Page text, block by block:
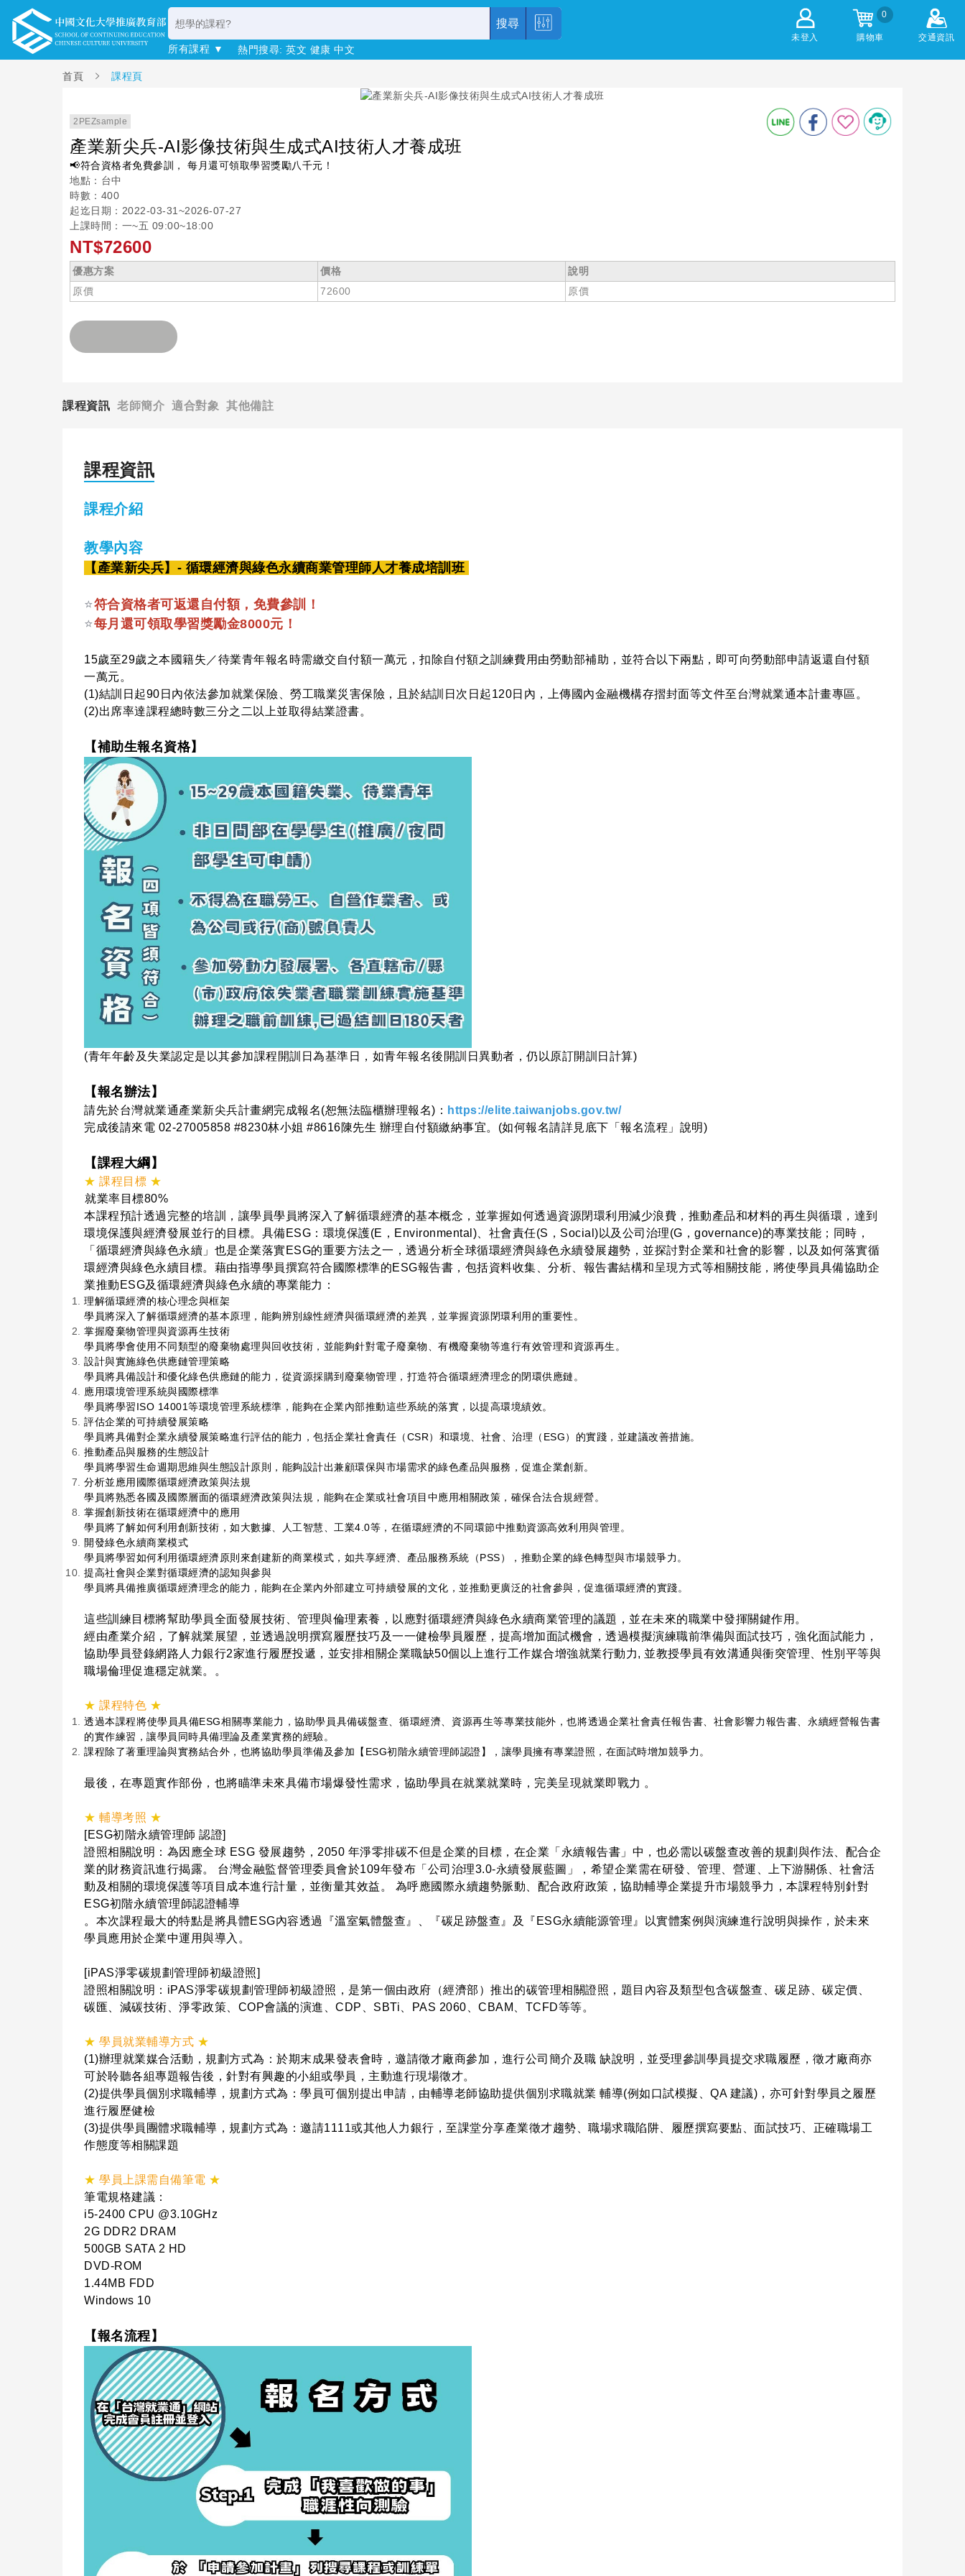
未登入
0
購物車 交通資訊
搜尋
所有課程 ▼ 熱門搜尋: 英文 健康 中文
首頁 課程頁
2PEZsample
產業新尖兵-AI影像技術與生成式AI技術人才養成班
📢符合資格者免費參訓， 每月還可領取學習獎勵八千元！
地點：台中
時數：400
起迄日期：2022-03-31~2026-07-27
上課時間：一~五 09:00~18:00
NT$72600
優惠方案 價格
說明
原價
72600 原價
課程資訊 老師簡介 適合對象 其他備註
課程資訊
課程介紹
教學內容
【產業新尖兵】- 循環經濟與綠色永續商業管理師人才養成培訓班
⭐符合資格者可返還自付額，免費參訓！
⭐每月還可領取學習獎勵金8000元！
15歲至29歲之本國籍失／待業青年報名時需繳交自付額一萬元，扣除自付額之訓練費用由勞動部補助，並符合以下兩點，即可向勞動部申請返還自付額
一萬元。
(1)結訓日起90日內依法參加就業保險、勞工職業災害保險，且於結訓日次日起120日內，上傳國內金融機構存摺封面等文件至台灣就業通本計畫專區。
(2)出席率達課程總時數三分之二以上並取得結業證書。
【補助生報名資格】
(青年年齡及失業認定是以其參加課程開訓日為基準日，如青年報名後開訓日異動者，仍以原訂開訓日計算)
【報名辦法】
請先於台灣就業通產業新尖兵計畫網完成報名(恕無法臨櫃辦理報名)： https://elite.taiwanjobs.gov.tw/
完成後請來電 02-27005858 #8230林小姐 #8616陳先生 辦理自付額繳納事宜。(如何報名請詳見底下「報名流程」說明)
【課程大綱】
★ 課程目標 ★
就業率目標80%
本課程預計透過完整的培訓，讓學員學員將深入了解循環經濟的基本概念，並掌握如何透過資源閉環利用減少浪費，推動產品和材料的再生與循環，達到
環境保護與經濟發展並行的目標。具備ESG：環境保護(E，Environmental)、社會責任(S，Social)以及公司治理(G，governance)的專業技能；同時，
「循環經濟與綠色永續」也是企業落實ESG的重要方法之一，透過分析全球循環經濟與綠色永續發展趨勢，並探討對企業和社會的影響，以及如何落實循
環經濟與綠色永續目標。藉由指導學員撰寫符合國際標準的ESG報告書，包括資料收集、分析、報告書結構和呈現方式等相關技能，將使學員具備協助企
業推動ESG及循環經濟與綠色永續的專業能力：
理解循環經濟的核心理念與框架
學員將深入了解循環經濟的基本原理，能夠辨別線性經濟與循環經濟的差異，並掌握資源閉環利用的重要性。
掌握廢棄物管理與資源再生技術
學員將學會使用不同類型的廢棄物處理與回收技術，並能夠針對電子廢棄物、有機廢棄物等進行有效管理和資源再生。
設計與實施綠色供應鏈管理策略
學員將具備設計和優化綠色供應鏈的能力，從資源採購到廢棄物管理，打造符合循環經濟理念的閉環供應鏈。
應用環境管理系統與國際標準
學員將學習ISO 14001等環境管理系統標準，能夠在企業內部推動這些系統的落實，以提高環境績效。
評估企業的可持續發展策略
學員將具備對企業永續發展策略進行評估的能力，包括企業社會責任（CSR）和環境、社會、治理（ESG）的實踐，並建議改善措施。
推動產品與服務的生態設計
學員將學習生命週期思維與生態設計原則，能夠設計出兼顧環保與市場需求的綠色產品與服務，促進企業創新。
分析並應用國際循環經濟政策與法規
學員將熟悉各國及國際層面的循環經濟政策與法規，能夠在企業或社會項目中應用相關政策，確保合法合規經營。
掌握創新技術在循環經濟中的應用
學員將了解如何利用創新技術，如大數據、人工智慧、工業4.0等，在循環經濟的不同環節中推動資源高效利用與管理。
開發綠色永續商業模式
學員將學習如何利用循環經濟原則來創建新的商業模式，如共享經濟、產品服務系統（PSS），推動企業的綠色轉型與市場競爭力。
提高社會與企業對循環經濟的認知與參與
學員將具備推廣循環經濟理念的能力，能夠在企業內外部建立可持續發展的文化，並推動更廣泛的社會參與，促進循環經濟的實踐。
這些訓練目標將幫助學員全面發展技術、管理與倫理素養，以應對循環經濟與綠色永續商業管理的議題，並在未來的職業中發揮關鍵作用。
經由產業介紹，了解就業展望，並透過說明撰寫履歷技巧及一一健檢學員履歷，提高增加面試機會，透過模擬演練職前準備與面試技巧，強化面試能力，
協助學員登錄網路人力銀行2家進行履歷投遞，並安排相關企業職缺50個以上進行工作媒合增強就業行動力, 並教授學員有效溝通與衝突管理、性別平等與
職場倫理促進穩定就業。。
★ 課程特色 ★
透過本課程將使學員具備ESG相關專業能力，協助學員具備碳盤查、循環經濟、資源再生等專業技能外，也將透過企業社會責任報告書、社會影響力報告書、永續經營報告書
的實作練習，讓學員同時具備理論及產業實務的經驗。
課程除了著重理論與實務結合外，也將協助學員準備及參加【ESG初階永續管理師認證】，讓學員擁有專業證照，在面試時增加競爭力。
最後，在專題實作部份，也將瞄準未來具備市場爆發性需求，協助學員在就業就業時，完美呈現就業即戰力 。
★ 輔導考照 ★
[ESG初階永續管理師 認證]
證照相關說明：為因應全球 ESG 發展趨勢，2050 年淨零排碳不但是企業的目標，在企業「永續報告書」中，也必需以碳盤查改善的規劃與作法、配合企
業的財務資訊進行揭露。 台灣金融監督管理委員會於109年發布「公司治理3.0-永續發展藍圖」，希望企業需在研發、管理、營運、上下游關係、社會活
動及相關的環境保護等項目成本進行計量，並衡量其效益。 為呼應國際永續趨勢脈動、配合政府政策，協助輔導企業提升市場競爭力，本課程特別針對
ESG初階永續管理師認證輔導
。本次課程最大的特點是將具體ESG內容透過『溫室氣體盤查』、『碳足跡盤查』及『ESG永續能源管理』以實體案例與演練進行說明與操作，於未來
學員應用於企業中運用與導入。
[iPAS淨零碳規劃管理師初級證照]
證照相關說明：iPAS淨零碳規劃管理師初級證照，是第一個由政府（經濟部）推出的碳管理相關證照，題目內容及類型包含碳盤查、碳足跡、碳定價、
碳匯、減碳技術、淨零政策、COP會議的演進、CDP、SBTi、PAS 2060、CBAM、TCFD等等。
★ 學員就業輔導方式 ★
(1)辦理就業媒合活動，規劃方式為：於期末成果發表會時，邀請徵才廠商參加，進行公司簡介及職 缺說明，並受理參訓學員提交求職履歷，徵才廠商亦
可於聆聽各組專題報告後，針對有興趣的小組或學員，主動進行現場徵才。
(2)提供學員個別求職輔導，規劃方式為：學員可個別提出申請，由輔導老師協助提供個別求職就業 輔導(例如口試模擬、QA 建議)，亦可針對學員之履歷
進行履歷健檢
(3)提供學員團體求職輔導，規劃方式為：邀請1111或其他人力銀行，至課堂分享產業徵才趨勢、職場求職陷阱、履歷撰寫要點、面試技巧、正確職場工
作態度等相關課題
★ 學員上課需自備筆電 ★
筆電規格建議：
i5-2400 CPU @3.10GHz
2G DDR2 DRAM
500GB SATA 2 HD
DVD-ROM
1.44MB FDD
Windows 10
【報名流程】